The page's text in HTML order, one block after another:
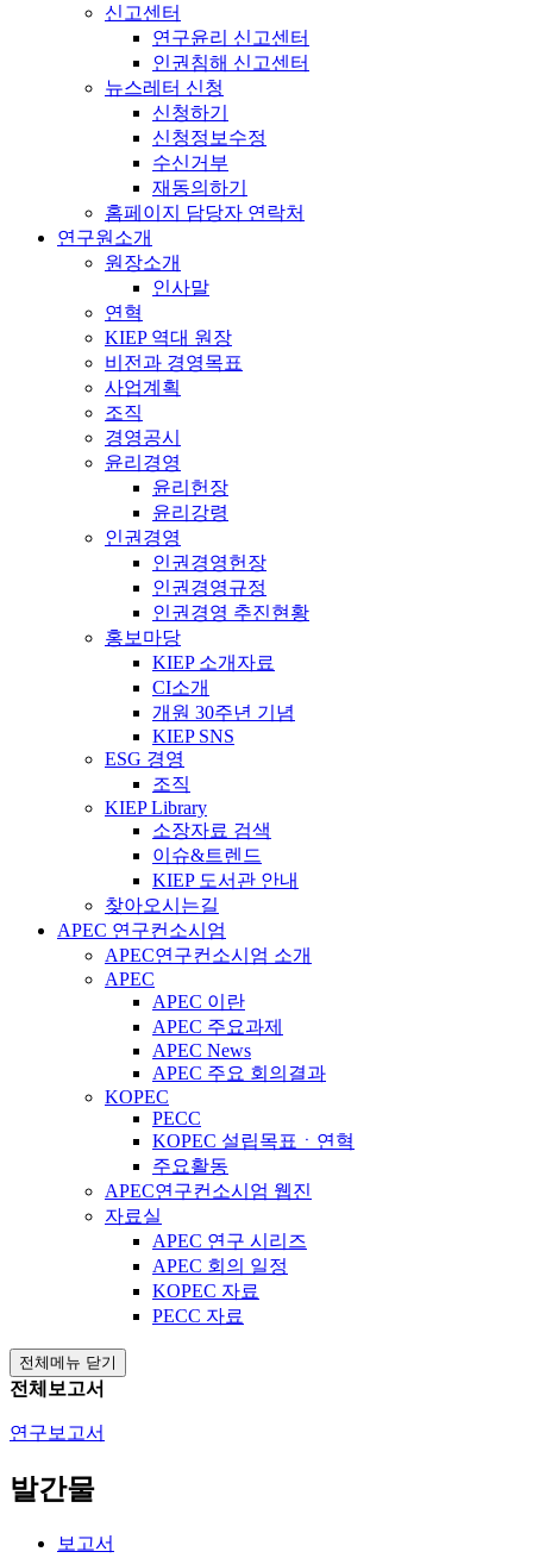
신고센터
연구윤리 신고센터
인권침해 신고센터
뉴스레터 신청
신청하기
신청정보수정
수신거부
재동의하기
홈페이지 담당자 연락처
연구원소개
원장소개
인사말
연혁
KIEP 역대 원장
비전과 경영목표
사업계획
조직
경영공시
윤리경영
윤리헌장
윤리강령
인권경영
인권경영헌장
인권경영규정
인권경영 추진현황
홍보마당
KIEP 소개자료
CI소개
개원 30주년 기념
KIEP SNS
ESG 경영
조직
KIEP Library
소장자료 검색
이슈&트렌드
KIEP 도서관 안내
찾아오시는길
APEC 연구컨소시엄
APEC연구컨소시엄 소개
APEC
APEC 이란
APEC 주요과제
APEC News
APEC 주요 회의결과
KOPEC
PECC
KOPEC 설립목표ㆍ연혁
주요활동
APEC연구컨소시엄 웹진
자료실
APEC 연구 시리즈
APEC 회의 일정
KOPEC 자료
PECC 자료
전체메뉴 닫기
전체보고서
연구보고서
발간물
보고서